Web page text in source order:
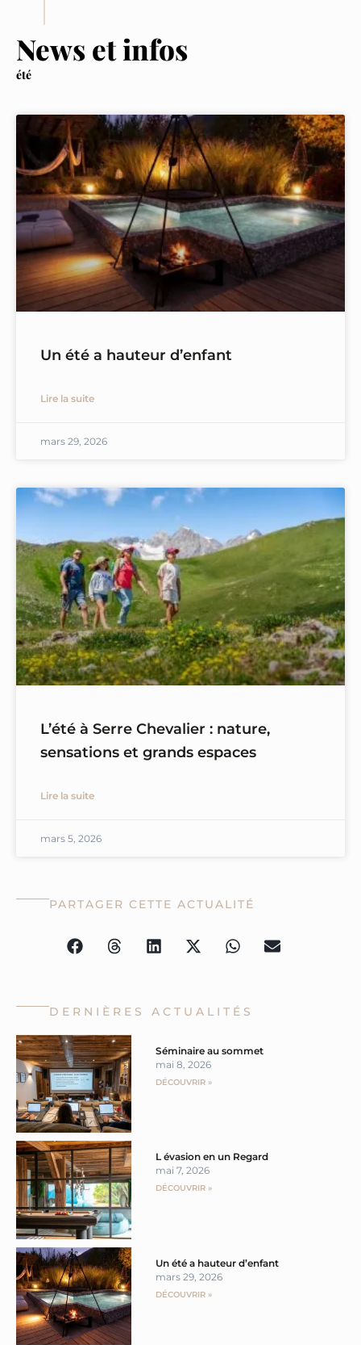
News et infos
été
Un été a hauteur d’enfant
Lire la suite
mars 29, 2026
L’été à Serre Chevalier : nature,
sensations et grands espaces
Lire la suite
mars 5, 2026
PARTAGER CETTE ACTUALITÉ
DERNIÈRES ACTUALITÉS
Séminaire au sommet
mai 8, 2026
DÉCOUVRIR »
L évasion en un Regard
mai 7, 2026
DÉCOUVRIR »
Un été a hauteur d’enfant
mars 29, 2026
DÉCOUVRIR »